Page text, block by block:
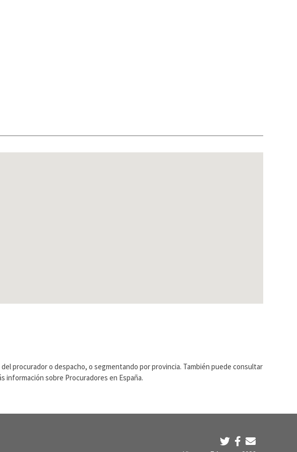
procurador o despacho, o segmentando por provincia. También puede consultar
información sobre Procuradores en España.